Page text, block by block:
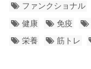
ファンクショナル
健康
免疫
栄養
筋トレ